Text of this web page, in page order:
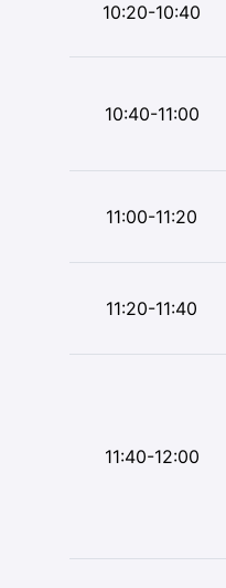
10:20-10:40
10:40-11:00
11:00-11:20
11:20-11:40
11:40-12:00